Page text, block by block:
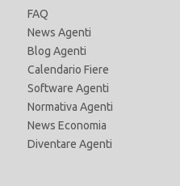
FAQ
News Agenti
Blog Agenti
Calendario Fiere
Software Agenti
Normativa Agenti
News Economia
Diventare Agenti